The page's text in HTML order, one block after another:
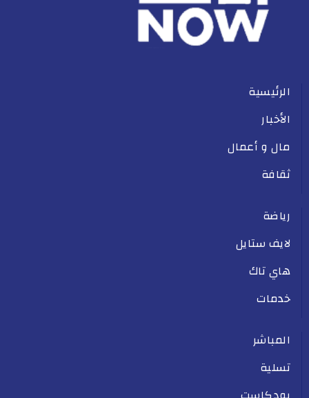
الرئيسية
الأخبار
مال و أعمال
ثقافة
رياضة
لايف ستايل
هاي تاك
خدمات
المباشر
تسلية